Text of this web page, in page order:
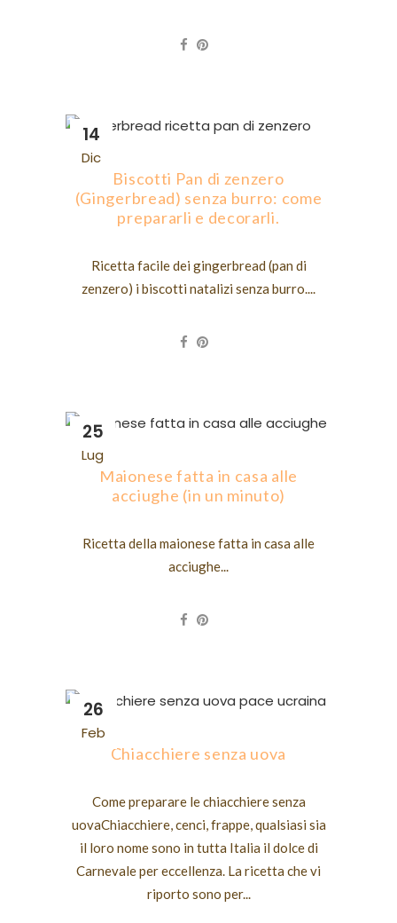
14
Dic
Biscotti Pan di zenzero
(Gingerbread) senza burro: come
prepararli e decorarli.
Ricetta facile dei gingerbread (pan di
zenzero) i biscotti natalizi senza burro....
25
Lug
Maionese fatta in casa alle
acciughe (in un minuto)
Ricetta della maionese fatta in casa alle
acciughe...
26
Feb
Chiacchiere senza uova
Come preparare le chiacchiere senza
uovaChiacchiere, cenci, frappe, qualsiasi sia
il loro nome sono in tutta Italia il dolce di
Carnevale per eccellenza. La ricetta che vi
riporto sono per...